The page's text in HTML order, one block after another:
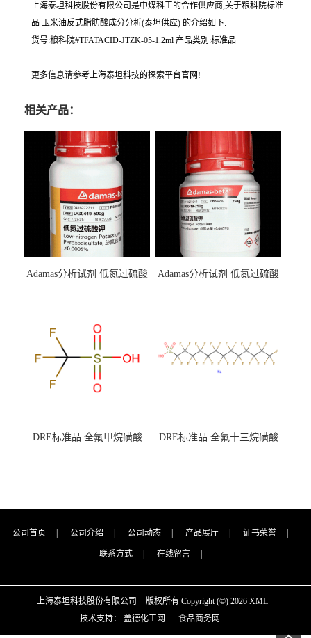
上海泰坦科技股份有限公司是中煤科工的合作供应商,关于粮科院标准
品 玉米油反式脂肪酸成分分析(泰坦供应) 的介绍如下:
货号:粮科院#TFATACID-JTZK-05-1.2ml 产品类别:标准品
更多信息请参考上海泰坦科技的探索平台官网!
相关产品：
Adamas分析试剂 低氮过硫酸
（泰坦现货供应）
Adamas分析试剂 低氮过硫酸
DRE标准品 全氟甲烷磺酸
DRE标准品 全氟十三烷磺酸
公司首页 公司介绍 公司动态 产品展厅 证书荣誉
联系方式 在线留言
上海泰坦科技股份有限公司 版权所有 Copyright (©) 2026 XML
技术支持： 盖德化工网 食品商务网